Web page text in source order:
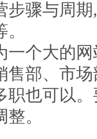
步骤与周
大的网
售部、市
职也可以
。